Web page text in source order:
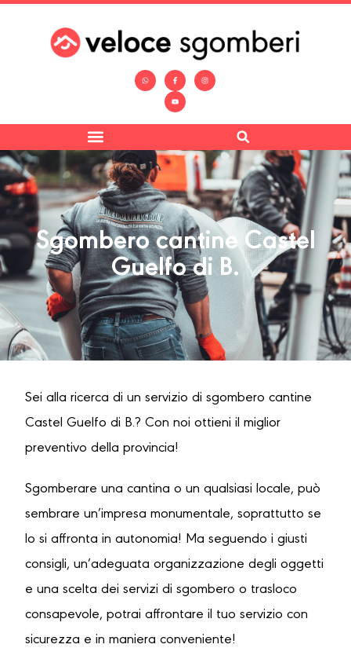
Sgombero cantine Castel
Guelfo di B.
Sei alla ricerca di un servizio di sgombero cantine
Castel Guelfo di B.? Con noi ottieni il miglior
preventivo della provincia!
Sgomberare una cantina o un qualsiasi locale, può
sembrare un’impresa monumentale, soprattutto se
lo si affronta in autonomia! Ma seguendo i giusti
consigli, un’adeguata organizzazione degli oggetti
e una scelta dei servizi di sgombero o trasloco
consapevole, potrai affrontare il tuo servizio con
sicurezza e in maniera conveniente!